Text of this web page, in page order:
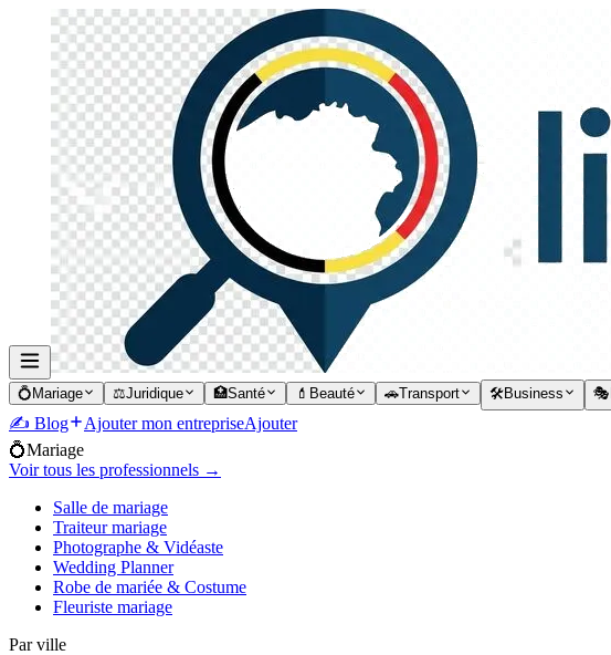
💍 Mariage ⚖️Juridique 🏥Santé 💄 Beauté 🚗Transport 🛠️Business 🎭
✍️ Blog Ajouter mon entrepriseAjouter
💍Mariage
Voir tous les professionnels →
Salle de mariage
Traiteur mariage
Photographe & Vidéaste
Wedding Planner
Robe de mariée & Costume
Fleuriste mariage
Par ville